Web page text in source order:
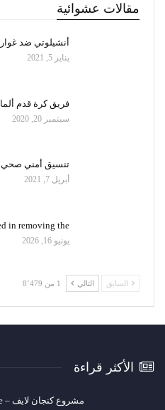
مقالات عشوائية
أنشيلوتي ضد
يناير 5, 2021
فريق كرة قدم ألماني يخسر
سبتمبر 20, 2020
تنسيق أمني صحي
أبريل 7, 2021
in removing the…
يونيو 16, 2026
السابق التالي 1 من 8٬479
الأكثر قراءة
مشروع كنجان لايف – Ganjan Life